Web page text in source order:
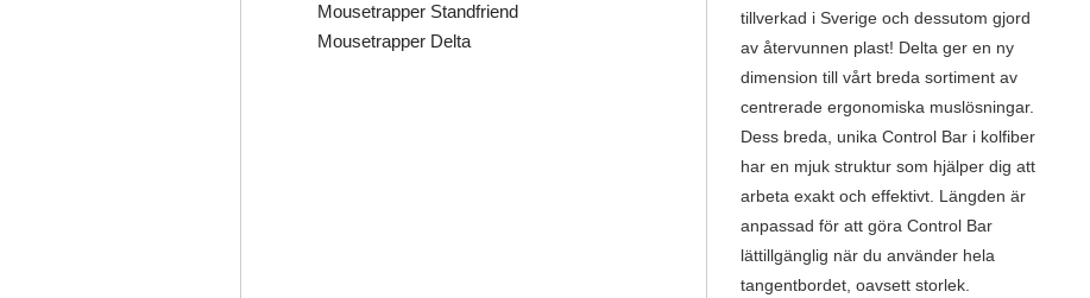
Mousetrapper Standfriend
Mousetrapper Delta
tillverkad i Sverige och dessutom gjord
av återvunnen plast! Delta ger en ny
dimension till vårt breda sortiment av
centrerade ergonomiska muslösningar.
Dess breda, unika Control Bar i kolfiber
har en mjuk struktur som hjälper dig att
arbeta exakt och effektivt. Längden är
anpassad för att göra Control Bar
lättillgänglig när du använder hela
tangentbordet, oavsett storlek.